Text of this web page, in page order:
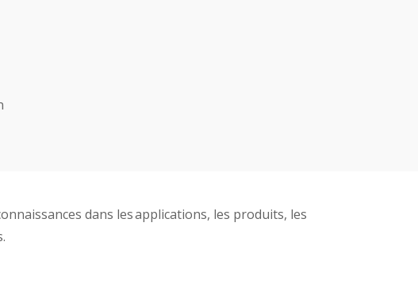
dans les applications, les produits, les